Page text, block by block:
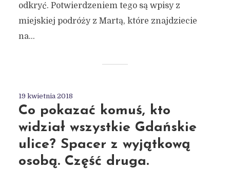
odkryć. Potwierdzeniem tego są wpisy z
miejskiej podróży z Martą, które znajdziecie
na...
19 kwietnia 2018
Co pokazać komuś, kto
widział wszystkie Gdańskie
ulice? Spacer z wyjątkową
osobą. Część druga.